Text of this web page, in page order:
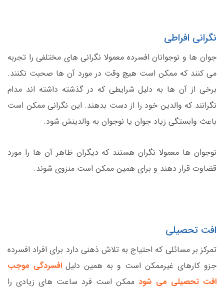
نگرانی افراطی
جوان ها و نوجوانان افسرده معمولا نگرانی های مختلفی را تجربه
می کنند که ممکن است هیچ وقت در مورد آن ها صحبت نکنند.
برخی از آن ها به دلیل شرایطی که در گذشته داشته اند مدام
نگرانند که والدین خود را از دست بدهند. این نگرانی ممکن است
باعث وابستگی زیاد جوان یا نوجوان به والدینش شود.
نوجوان ها معمولا نگران هستند که دیگران ظاهر آن ها را مورد
قضاوت قرار دهند و برای همین ممکن است منزوی شوند.
افت تحصیلی
تمرکز بر مسائلی که احتیاج به تلاش ذهنی دارد برای افراد افسرده
جزو کارهای غیرممکن است و به همین دلیل افسردگی موجب
افت تحصیلی می شود ممکن است فرد ساعت های زیادی را